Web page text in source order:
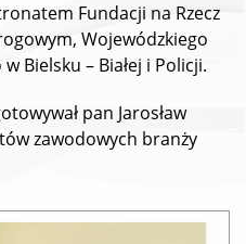
Fundacji na Rzecz
Wojewódzkiego
Bielsku – Białej i Policji.
pan Jarosław
zawodowych branży